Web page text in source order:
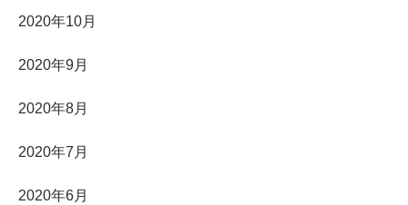
2020年10月
2020年9月
2020年8月
2020年7月
2020年6月